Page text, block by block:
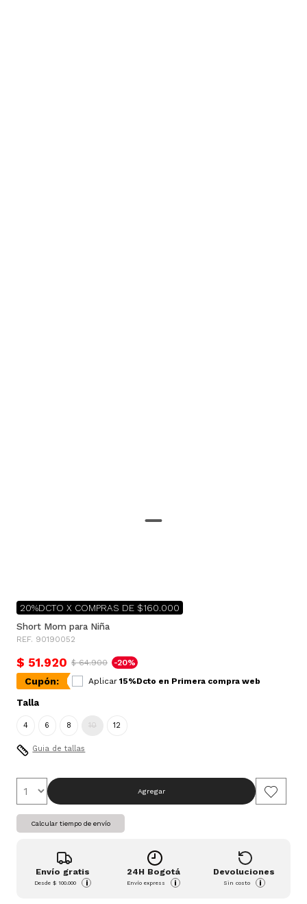
20%DCTO X COMPRAS DE $160.000
Short Mom para Niña
REF. 90190052
$ 51.920 $ 64.900 -20%
Cupón: Aplicar 15%Dcto en Primera compra web
Talla
4 6 8 10 12
Guia de tallas
Agregar
Calcular tiempo de envío
Envío gratis
Desde$ 100.000 i
24H Bogotá
Envío express i
Devoluciones
Sin costo i